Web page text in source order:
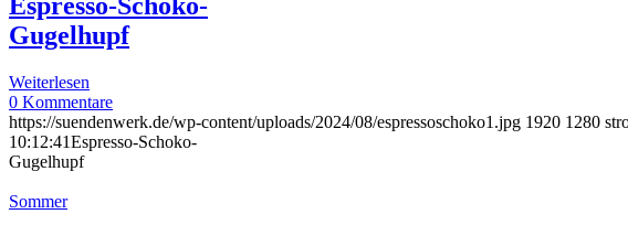
Gugelhupf
Weiterlesen
0 Kommentare
https://suendenwerk.de/wp-content/uploads/2024/08/espressoschoko1.jpg 1920 1280
10:12:41Espresso-Schoko-
Gugelhupf
Sommer